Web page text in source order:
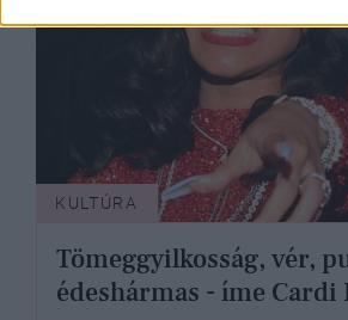
KULTÚRA
Tömeggyilkosság, vér,
édeshármas - íme Cardi